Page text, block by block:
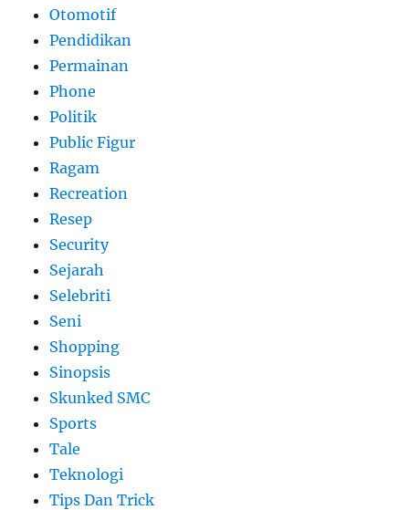
Otomotif
Pendidikan
Permainan
Phone
Politik
Public Figur
Ragam
Recreation
Resep
Security
Sejarah
Selebriti
Seni
Shopping
Sinopsis
Skunked SMC
Sports
Tale
Teknologi
Tips Dan Trick